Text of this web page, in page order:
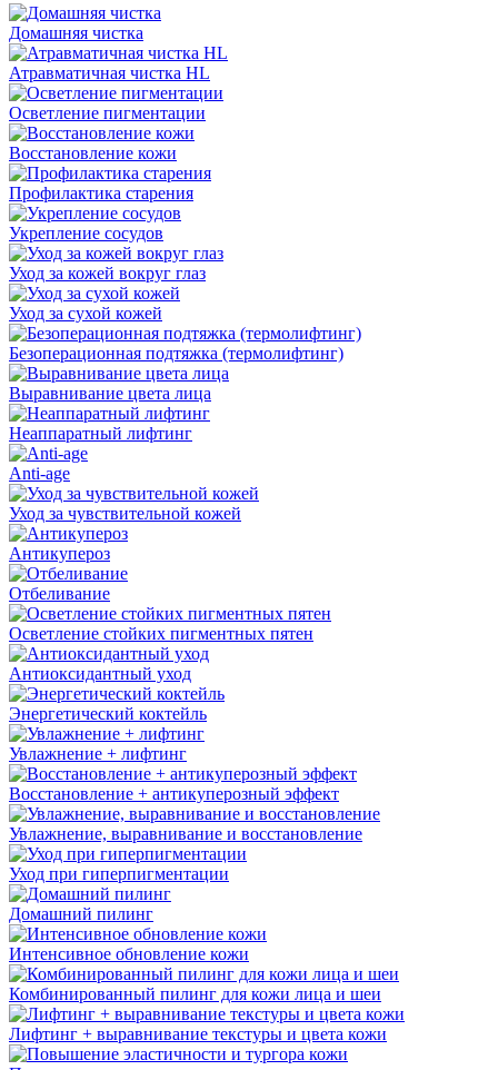
Домашняя чистка
Атравматичная чистка HL
Осветление пигментации
Восстановление кожи
Профилактика старения
Укрепление сосудов
Уход за кожей вокруг глаз
Уход за сухой кожей
Безоперационная подтяжка (термолифтинг)
Выравнивание цвета лица
Неаппаратный лифтинг
Anti-age
Уход за чувствительной кожей
Антикупероз
Отбеливание
Осветление стойких пигментных пятен
Антиоксидантный уход
Энергетический коктейль
Увлажнение + лифтинг
Восстановление + антикуперозный эффект
Увлажнение, выравнивание и восстановление
Уход при гиперпигментации
Домашний пилинг
Интенсивное обновление кожи
Комбинированный пилинг для кожи лица и шеи
Лифтинг + выравнивание текстуры и цвета кожи